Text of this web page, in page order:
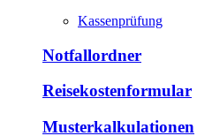
Kassenprüfung
Notfallordner
Reisekostenformular
Musterkalkulationen